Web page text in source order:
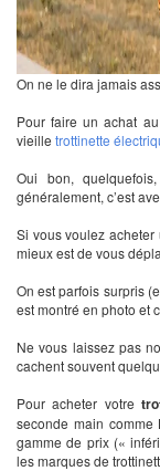
On ne le dira jamais
Pour faire un achat
vieille trottinette
Oui bon,
généralement, c’est
Si vous voulez acheter
mieux est de vous
On est parfois surpris
est montré en photo et
Ne vous laissez pas
cachent souvent
Pour acheter votre
seconde main
gamme de prix («
les marques de